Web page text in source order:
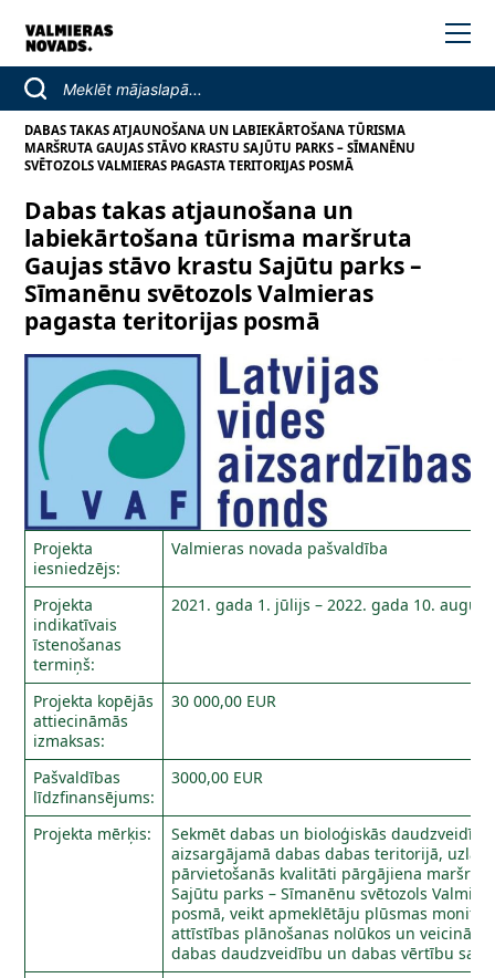
DABAS TAKAS ATJAUNOŠANA UN LABIEKĀRTOŠANA TŪRISMA
MARŠRUTA GAUJAS STĀVO KRASTU SAJŪTU PARKS – SĪMANĒNU
SVĒTOZOLS VALMIERAS PAGASTA TERITORIJAS POSMĀ
Dabas takas atjaunošana un
labiekārtošana tūrisma maršruta
Gaujas stāvo krastu Sajūtu parks –
Sīmanēnu svētozols Valmieras
pagasta teritorijas posmā
Projekta
iesniedzējs:
Valmieras novada pašvaldība
Projekta
indikatīvais
īstenošanas
termiņš:
2021. gada 1. jūlijs – 2022. gada 10.
Projekta kopējās
attiecināmās
izmaksas:
30 000,00 EUR
Pašvaldības
līdzfinansējums:
3000,00 EUR
Projekta mērķis:
Sekmēt dabas un bioloģiskās
aizsargājamā dabas dabas teritorijā,
pārvietošanās kvalitāti pārgājiena
Sajūtu parks – Sīmanēnu svētozols
posmā, veikt apmeklētāju plūsmas
attīstības plānošanas nolūkos un veicināt
dabas daudzveidību un dabas vērtību